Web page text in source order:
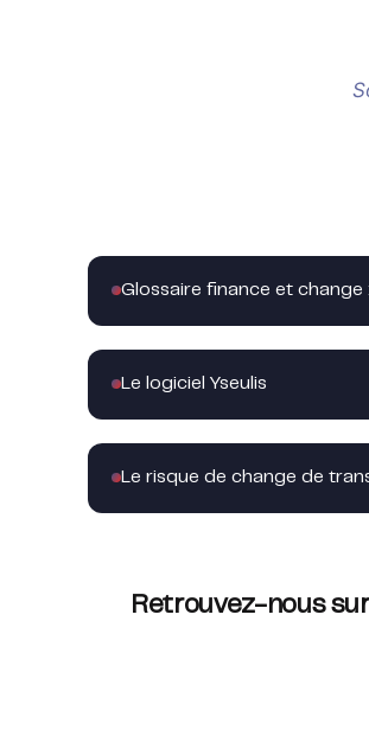
Glossaire finance et
Le logiciel Yseulis
Le risque de change de
Retrouvez-nous